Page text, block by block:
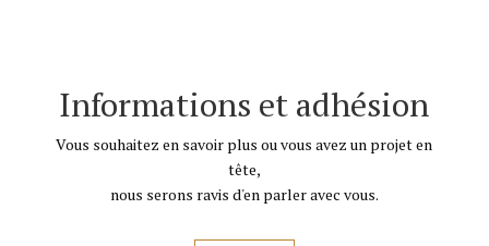
Informations et adhésion
Vous souhaitez en savoir plus ou vous avez un projet en
tête,
nous serons ravis d'en parler avec vous.